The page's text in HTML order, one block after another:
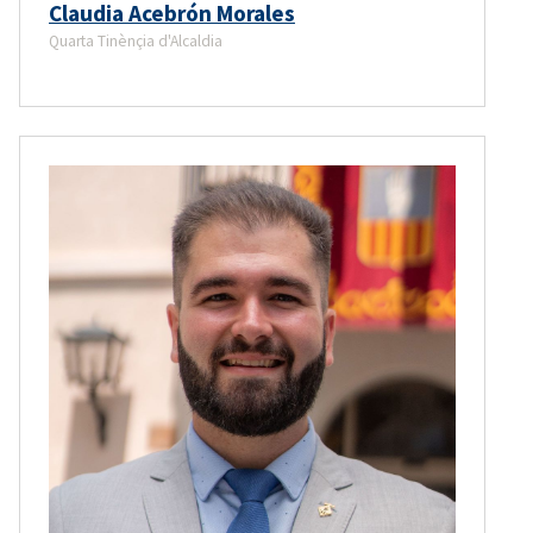
Claudia Acebrón Morales
Quarta Tinènçia d'Alcaldia